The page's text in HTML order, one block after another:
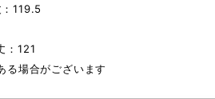
119.5
：121
る場合がございます